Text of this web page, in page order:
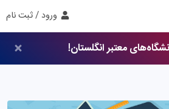
ورود / ثبت نام
معتبر انگلستان!